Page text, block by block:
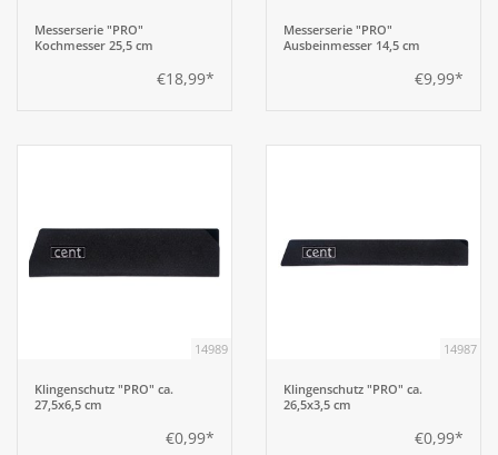
Messerserie "PRO"
Kochmesser 25,5 cm
€18,99*
Messerserie "PRO"
Ausbeinmesser 14,5 cm
€9,99*
14989
Klingenschutz "PRO" ca.
27,5x6,5 cm
€0,99*
14987
Klingenschutz "PRO" ca.
26,5x3,5 cm
€0,99*